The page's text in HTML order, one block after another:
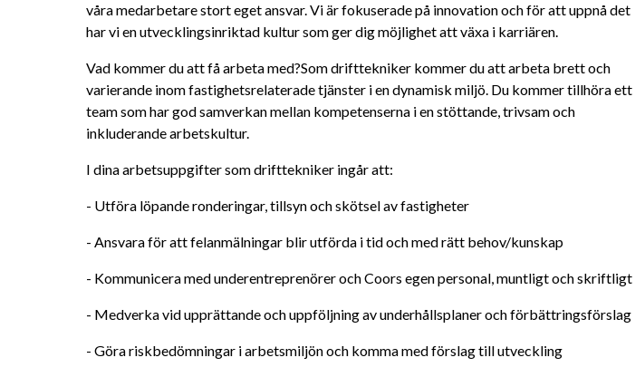
våra medarbetare stort eget ansvar. Vi är fokuserade på innovation och för att uppnå det
har vi en utvecklingsinriktad kultur som ger dig möjlighet att växa i karriären.
Vad kommer du att få arbeta med?Som drifttekniker kommer du att arbeta brett och
varierande inom fastighetsrelaterade tjänster i en dynamisk miljö. Du kommer tillhöra ett
team som har god samverkan mellan kompetenserna i en stöttande, trivsam och
inkluderande arbetskultur.
I dina arbetsuppgifter som drifttekniker ingår att:
- Utföra löpande ronderingar, tillsyn och skötsel av fastigheter
- Ansvara för att felanmälningar blir utförda i tid och med rätt behov/kunskap
- Kommunicera med underentreprenörer och Coors egen personal, muntligt och skriftligt
- Medverka vid upprättande och uppföljning av underhållsplaner och förbättringsförslag
- Göra riskbedömningar i arbetsmiljön och komma med förslag till utveckling